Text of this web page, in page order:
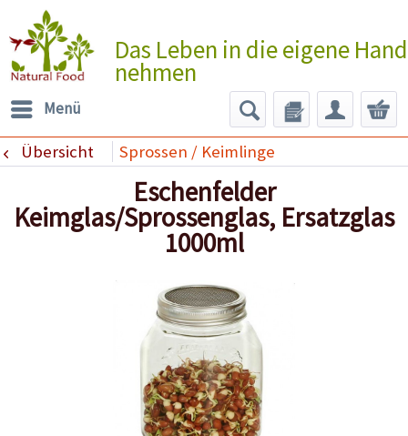
Das Leben in die eigene Hand
nehmen
Menü
Übersicht Sprossen / Keimlinge
Eschenfelder
Keimglas/Sprossenglas, Ersatzglas
1000ml